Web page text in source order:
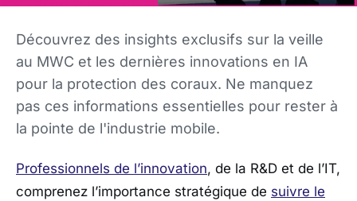
Découvrez des insights exclusifs sur la veille
au MWC et les dernières innovations en IA
pour la protection des coraux. Ne manquez
pas ces informations essentielles pour rester à
la pointe de l'industrie mobile.
Professionnels de l’innovation, de la R&D et de l’IT,
comprenez l’importance stratégique de suivre le